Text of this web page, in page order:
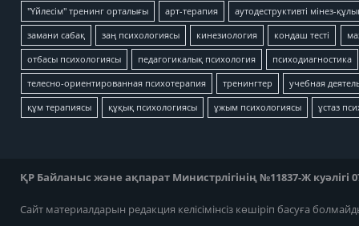
"Үйлесім" тренинг орталығы арт-терапия аутодеструктивті мінез-
замани сабақ заң психологиясы кинезиология кондаш тесті
отбасы психологиясы педагогикалық психология психодиагностика
телесно-ориентированная психотерапия тренингтер учебная
құм терапиясы құқық психологиясы ұжым психологиясы ұстаз
ҚР Байланыс және ақпарат Министрлігінің №11837-Ж куәлігі
Сайт материалдарын редакция келісімінсіз көшіріп басуға